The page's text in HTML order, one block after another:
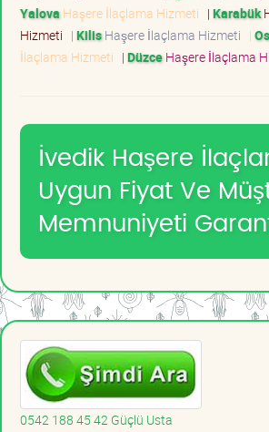
Yalova Haşere İlaçlama Hizmeti | Karabük
Hizmeti | KilisHaşere İlaçlama Hizmeti |
İlaçlama Hizmeti | DüzceHaşere İlaçlama
İvedik Haşere
Uygun Fiyat Ve
Memnuniyeti
0542 188 45 42 Güçlü Usta